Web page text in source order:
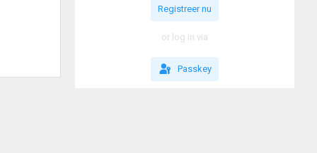
Registreer nu
or log in via
Passkey